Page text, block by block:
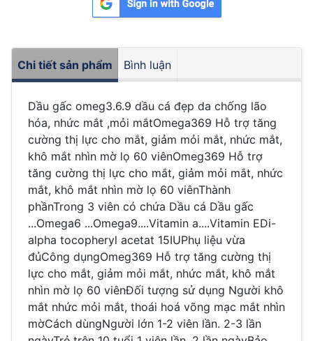
Chi tiết sản phẩm Bình luận
Dầu gấc omeg3.6.9 dầu cá đẹp da chống lão
hóa, nhức mắt ,mỏi mắtOmega369 Hỗ trợ tăng
cường thị lực cho mắt, giảm mỏi mắt, nhức mắt,
khô mắt nhìn mờ lọ 60 viênOmeg369 Hỗ trợ
tăng cường thị lực cho mắt, giảm mỏi mắt, nhức
mắt, khô mắt nhìn mờ lọ 60 viênThành
phầnTrong 3 viên có chứa Dầu cá Dầu gấc
...Omega6 ...Omega9....Vitamin a....Vitamin EDi-
alpha tocopheryl acetat 15IUPhụ liệu vừa
đủCông dụngOmeg369 Hỗ trợ tăng cường thị
lực cho mắt, giảm mỏi mắt, nhức mắt, khô mắt
nhìn mờ lọ 60 viênĐối tượng sử dụng Người khô
mắt nhức mỏi mắt, thoái hoá võng mạc mắt nhìn
mờCách dùngNgười lớn 1-2 viên lần. 2-3 lần